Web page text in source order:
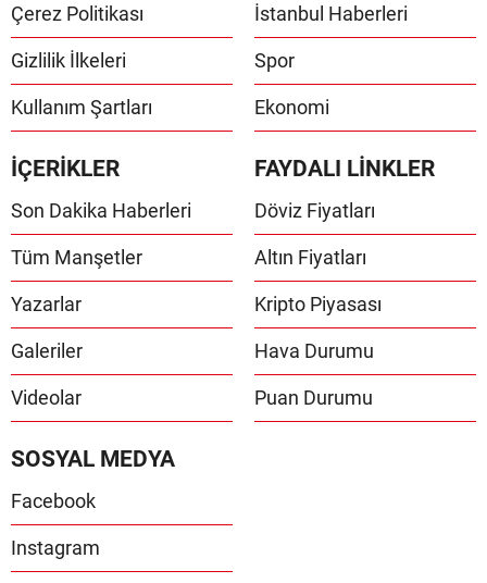
Çerez Politikası
Gizlilik İlkeleri
Kullanım Şartları
İstanbul Haberleri
Spor
Ekonomi
İÇERİKLER
Son Dakika Haberleri
Tüm Manşetler
Yazarlar
Galeriler
Videolar
FAYDALI LİNKLER
Döviz Fiyatları
Altın Fiyatları
Kripto Piyasası
Hava Durumu
Puan Durumu
SOSYAL MEDYA
Facebook
Instagram